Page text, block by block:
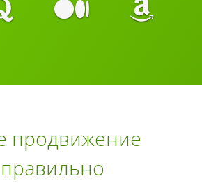
продвижение
правильно